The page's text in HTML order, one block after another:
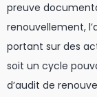
preuve
renouvellement,
portant sur des
soit un cycle
d’audit de